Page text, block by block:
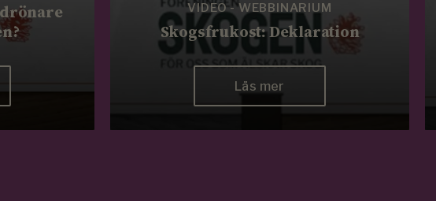
VIDEO - WEBBINARIUM
Skogsfrukost: Deklaration
Läs mer